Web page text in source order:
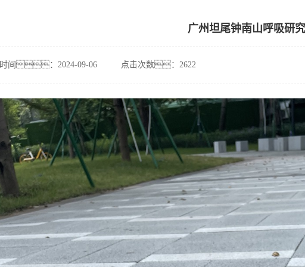
广州坦尾钟南山呼吸研
时间：2024-09-06 点击次数：2622